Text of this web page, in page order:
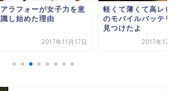
アラフォーが女子力を意
識し始めた理由
2017年11月17日
軽くて薄くて高レビ
のモバイルバッテリ
見つけたよ
2017年12